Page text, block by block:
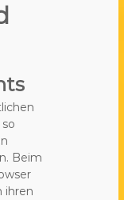
Beim
ihren